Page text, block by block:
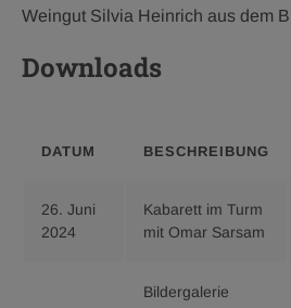
Weingut Silvia Heinrich aus dem
Downloads
DATUM BESCHREIBUNG
26. Juni
2024
Kabarett im Turm
mit Omar Sarsam
Bildergalerie